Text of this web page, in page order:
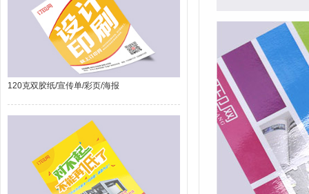
120克双胶纸/宣传单/彩页/海报